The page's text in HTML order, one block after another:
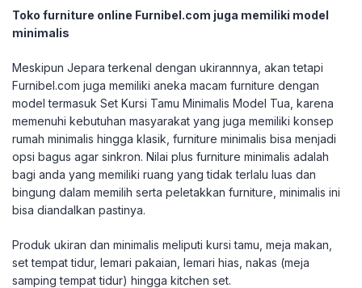
Toko furniture online Furnibel.com juga memiliki model
minimalis
Meskipun Jepara terkenal dengan ukirannnya, akan tetapi
Furnibel.com juga memiliki aneka macam furniture dengan
model termasuk Set Kursi Tamu Minimalis Model Tua, karena
memenuhi kebutuhan masyarakat yang juga memiliki konsep
rumah minimalis hingga klasik, furniture minimalis bisa menjadi
opsi bagus agar sinkron. Nilai plus furniture minimalis adalah
bagi anda yang memiliki ruang yang tidak terlalu luas dan
bingung dalam memilih serta peletakkan furniture, minimalis ini
bisa diandalkan pastinya.
Produk ukiran dan minimalis meliputi kursi tamu, meja makan,
set tempat tidur, lemari pakaian, lemari hias, nakas (meja
samping tempat tidur) hingga kitchen set.